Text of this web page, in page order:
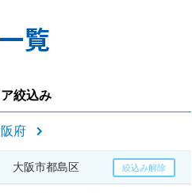
覧
絞込み
府
大阪市都島区